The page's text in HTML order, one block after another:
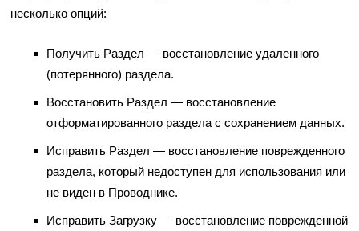
несколько опций:
Получить Раздел — восстановление удаленного
(потерянного) раздела.
Восстановить Раздел — восстановление
отформатированного раздела с сохранением данных.
Исправить Раздел — восстановление поврежденного
раздела, который недоступен для использования или
не виден в Проводнике.
Исправить Загрузку — восстановление поврежденной